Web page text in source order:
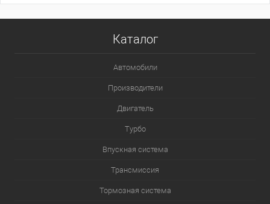
Каталог
Автомобили
Производители
Двигатель
Турбо
Впускная система
Трансмиссия
Тормозная система